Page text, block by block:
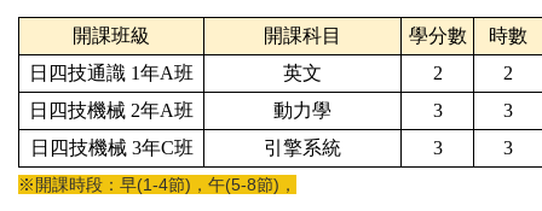
開課班級 開課科目 學分數
時數
日四技通識 1年A班
英文 2
2
日四技機械 2年A班
動力學 3
3
日四技機械 3年C班
引擎系統 3 3
※開課時段：早(1-4節)，午(5-8節)，